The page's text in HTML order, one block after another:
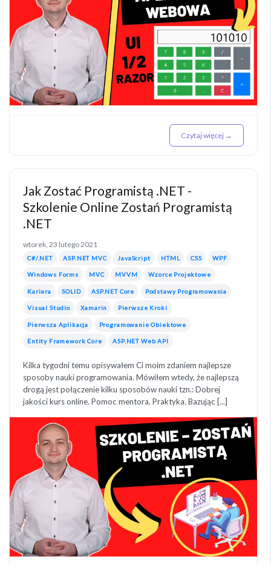
Czytaj więcej →
Jak Zostać Programistą .NET -
Szkolenie Online Zostań Programistą
.NET
wtorek, 23 lutego 2021
C#/.NET ASP.NET MVC JavaScript HTML CSS WPF
Windows Forms MVC MVVM Wzorce Projektowe
Kariera SOLID ASP.NET Core Podstawy Programowania
Visual Studio Xamarin Pierwsze Kroki
Pierwsza Aplikacja Programowanie Obiektowe
Entity Framework Core ASP.NET Web API
Kilka tygodni temu opisywałem Ci moim zdaniem najlepsze
sposoby nauki programowania. Mówiłem wtedy, że najlepszą
drogą jest połączenie kilku sposobów nauki tzn.: Dobrej
jakości kurs online. Pomoc mentora. Praktyka. Bazując [...]